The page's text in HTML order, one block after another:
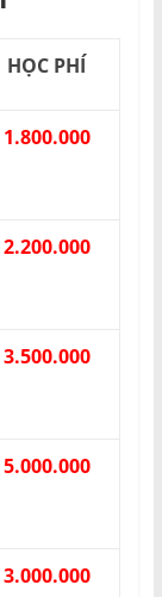
HỌC PHÍ
1.800.000
2.200.000
3.500.000
5.000.000
3.000.000